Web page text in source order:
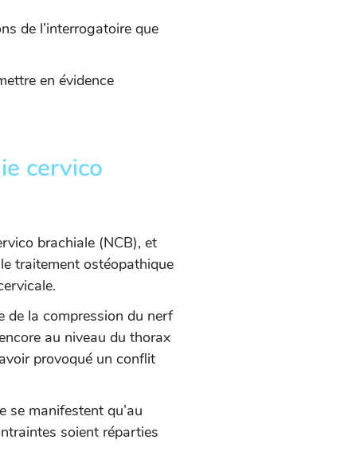
de l’interrogatoire que
en évidence
cervico
brachiale (NCB), et
traitement ostéopathique
de la compression du nerf
au niveau du thorax
provoqué un conflit
se manifestent qu’au
soient réparties